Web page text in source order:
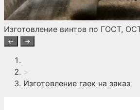
Изготовление винтов по ГОСТ,
← →
>
Изготовление гаек на заказ